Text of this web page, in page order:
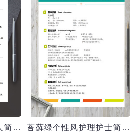
简洁大方置业顾问个人简历模板 苔藓绿个性风护理护士简历模板